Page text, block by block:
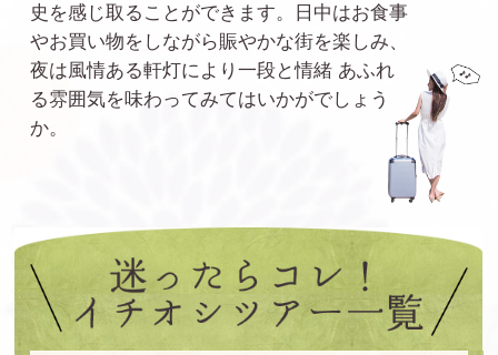
史を感じ取ること ができます。日中はお食事
やお買い物をしながら賑やかな街を楽しみ、
夜は風情ある軒灯により一段と情緒 あふれ
る雰囲気を味わってみてはいかがでしょう
か。